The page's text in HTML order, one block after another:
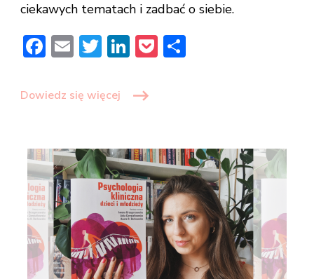
ciekawych tematach i zadbać o siebie.
Facebook
EmailTwitter
LinkedIn
Pocket
Dowiedz się więcej